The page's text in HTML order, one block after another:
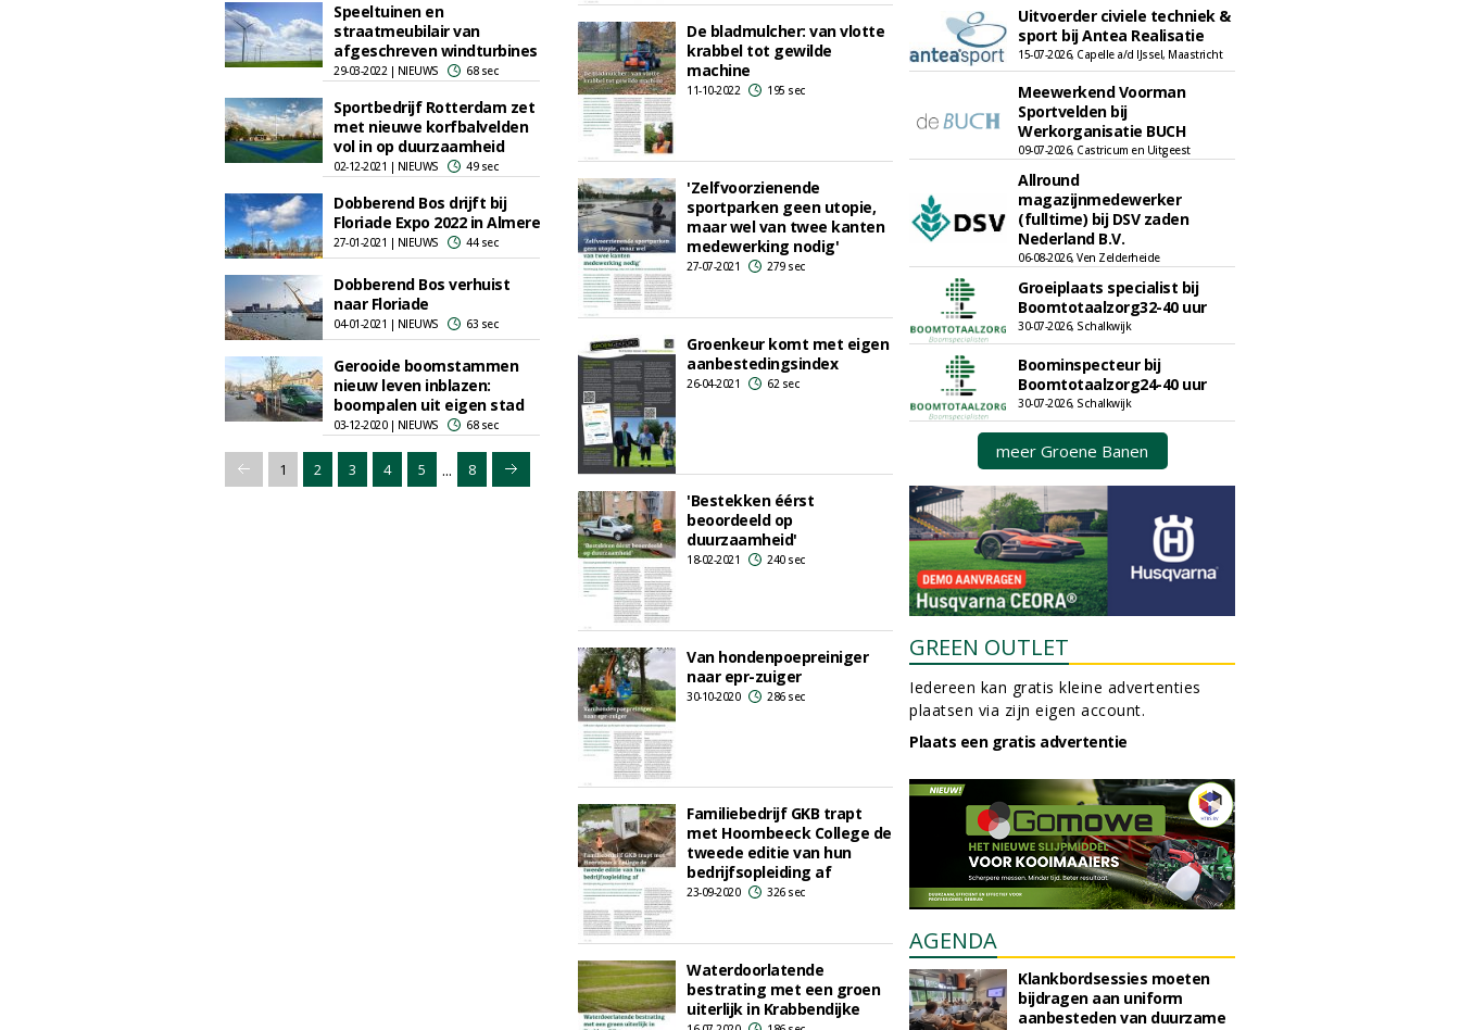
Speeltuinen en
straatmeubilair van
afgeschreven windturbines
29-03-2022 | NIEUWS 68 sec
Sportbedrijf Rotterdam zet
met nieuwe korfbalvelden
vol in op duurzaamheid
02-12-2021 | NIEUWS 49 sec
Dobberend Bos drijft bij
Floriade Expo 2022 in Almere
27-01-2021 | NIEUWS 44 sec
Dobberend Bos verhuist
naar Floriade
04-01-2021 | NIEUWS 63 sec
Gerooide boomstammen
nieuw leven inblazen:
boompalen uit eigen stad
03-12-2020 | NIEUWS 68 sec
1 2 3 4 5 ... 8
De bladmulcher: van vlotte
krabbel tot gewilde
machine
11-10-2022 195 sec
'Zelfvoorzienende
sportparken geen utopie,
maar wel van twee kanten
medewerking nodig'
27-07-2021 279 sec
Groenkeur komt met eigen
aanbestedingsindex
26-04-2021 62 sec
'Bestekken éérst
beoordeeld op
duurzaamheid'
18-02-2021 240 sec
Van hondenpoepreiniger
naar epr-zuiger
30-10-2020 286 sec
Familiebedrijf GKB trapt
met Hoornbeeck College de
tweede editie van hun
bedrijfsopleiding af
23-09-2020 326 sec
Waterdoorlatende
bestrating met een groen
uiterlijk in Krabbendijke
Uitvoerder civiele techniek &
sport bij Antea Realisatie
15-07-2026, Capelle a/d IJssel, Maastricht
Meewerkend Voorman
Sportvelden bij
Werkorganisatie BUCH
09-07-2026, Castricum en Uitgeest
Allround
magazijnmedewerker
(fulltime) bij DSV zaden
Nederland B.V.
06-08-2026, Ven Zelderheide
Groeiplaats specialist bij
Boomtotaalzorg32-40 uur
30-07-2026, Schalkwijk
Boominspecteur bij
Boomtotaalzorg24-40 uur
30-07-2026, Schalkwijk
meer Groene Banen
GREEN OUTLET
Iedereen kan gratis kleine advertenties
plaatsen via zijn eigen account.
Plaats een gratis advertentie
AGENDA
Klankbordsessies moeten
bijdragen aan uniform
aanbesteden van duurzame